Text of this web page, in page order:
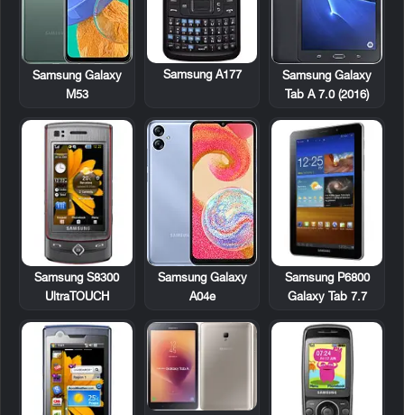
Samsung Galaxy
Tab A 7.0 (2016)
Samsung A177
Samsung Galaxy
M53
Samsung P6800
Galaxy Tab 7.7
Samsung Galaxy
A04e
Samsung S8300
UltraTOUCH